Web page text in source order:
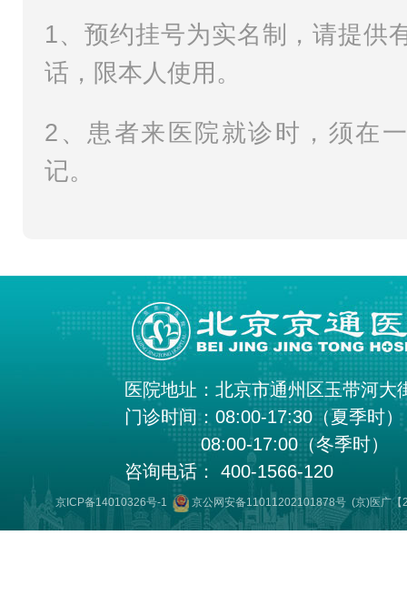
1、预约挂号为实名制，请提供
话，限本人使用。
2、患者来医院就诊时，须在
记。
医院地址：北京市通州区玉带河大
门诊时间：08:00-17:30（夏季时）
08:00-17:00（冬季时）
咨询电话： 400-1566-120
京ICP备14010326号-1 京公网安备11011202101878号(京)医广【